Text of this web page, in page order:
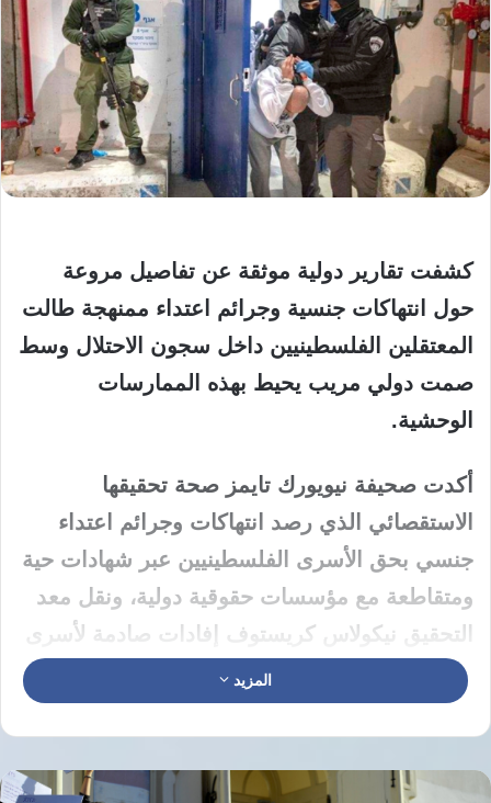
كشفت تقارير دولية موثقة عن تفاصيل مروعة
حول انتهاكات جنسية وجرائم اعتداء ممنهجة طالت
المعتقلين الفلسطينيين داخل سجون الاحتلال وسط
صمت دولي مريب يحيط بهذه الممارسات
الوحشية.
أكدت صحيفة نيويورك تايمز صحة تحقيقها
الاستقصائي الذي رصد انتهاكات وجرائم اعتداء
جنسي بحق الأسرى الفلسطينيين عبر شهادات حية
ومتقاطعة مع مؤسسات حقوقية دولية، ونقل معد
التحقيق نيكولاس كريستوف إفادات صادمة لأسرى
تعرضوا لتعذيب وحشي شمل الاغتصاب والتنكيل
بالأعضاء التناسلية على يد محققين وسجانين،
وأشارت أماني سراحنة من نادي الأسير
الفلسطيني إلى أن ما نُشر يمثل غيضاً من فيض
المزيد